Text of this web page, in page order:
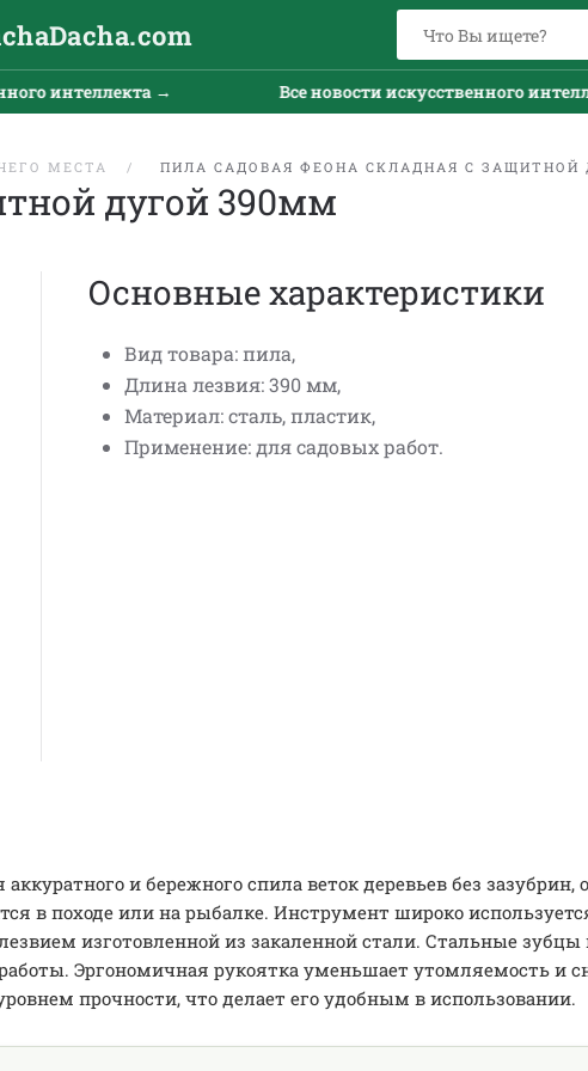
интеллекта → Все новости искусственного
МЕСТА ПИЛА САДОВАЯ ФЕОНА СКЛАДНАЯ С ЗАЩИТНОЙ
дугой 390мм
Основные характеристики
Вид товара: пила,
Длина лезвия: 390 мм,
Материал: сталь, пластик,
Применение: для садовых работ.
и бережного спила веток деревьев без зазубрин,
в походе или на рыбалке. Инструмент широко
изготовленной из закаленной стали. Стальные зубцы
Эргономичная рукоятка уменьшает утомляемость и
прочности, что делает его удобным в использовании.